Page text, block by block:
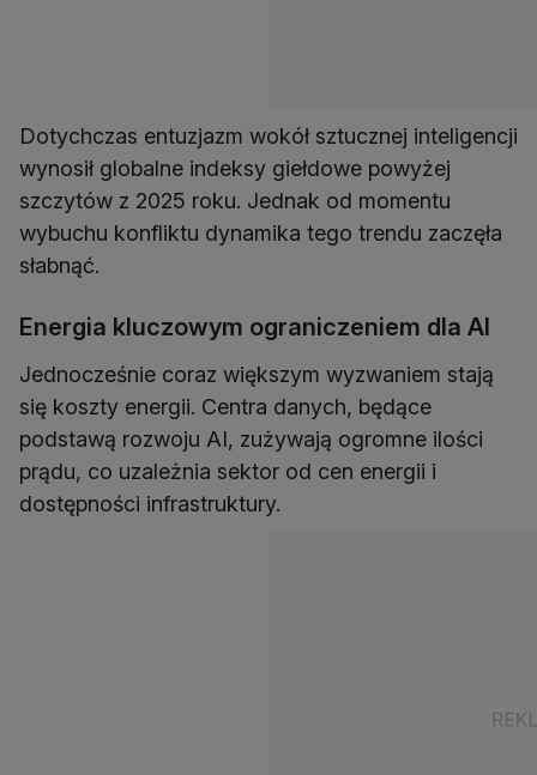
Dotychczas entuzjazm wokół sztucznej inteligencji
wynosił globalne indeksy giełdowe powyżej
szczytów z 2025 roku. Jednak od momentu
wybuchu konfliktu dynamika tego trendu zaczęła
słabnąć.
Energia kluczowym ograniczeniem dla AI
Jednocześnie coraz większym wyzwaniem stają
się koszty energii. Centra danych, będące
podstawą rozwoju AI, zużywają ogromne ilości
prądu, co uzależnia sektor od cen energii i
dostępności infrastruktury.